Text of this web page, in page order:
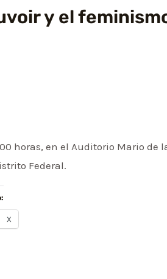
y el
horas, en el Auditorio Mario de
Federal.
X